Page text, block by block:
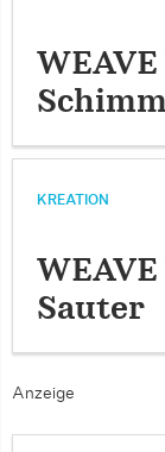
KREATION
Sauter
Anzeige